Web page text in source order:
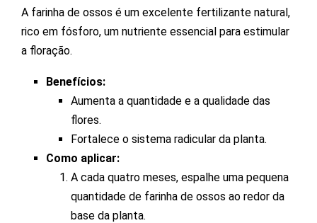
A farinha de ossos é um excelente fertilizante natural,
rico em fósforo, um nutriente essencial para estimular
a floração.
Benefícios:
Aumenta a quantidade e a qualidade das
flores.
Fortalece o sistema radicular da planta.
Como aplicar:
A cada quatro meses, espalhe uma pequena
quantidade de farinha de ossos ao redor da
base da planta.